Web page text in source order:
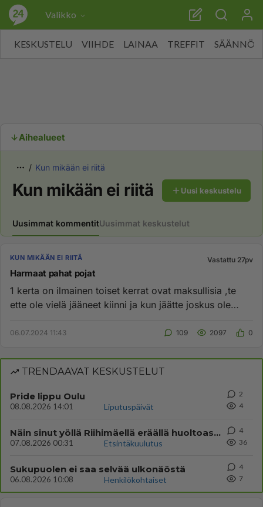
Valikko
KESKUSTELU VIIHDE LAINAA TREFFIT SÄÄNNÖT
Aihealueet
Kun mikään ei riitä
Kun mikään ei riitä Uusi keskustelu
Uusimmat kommentitUusimmat keskustelut
KUN MIKÄÄN EI RIITÄ Vastattu 27pv
Harmaat pahat pojat
1 kerta on ilmainen toiset kerrat ovat maksullisia ,te
ette ole vielä jääneet kiinni ja kun jäätte joskus ole
06.07.2024 11:43 109 2097 0
TRENDAAVAT KESKUSTELUT
Pride lippu Oulu
08.08.2026 14:01 Liputuspäivät
2
4
Näin sinut yöllä Riihimäellä eräällä huoltoasemalla ?
07.08.2026 00:31 Etsintäkuulutus
4
36
Sukupuolen ei saa selvää ulkonäöstä
06.08.2026 10:08 Henkilökohtaiset
4
7